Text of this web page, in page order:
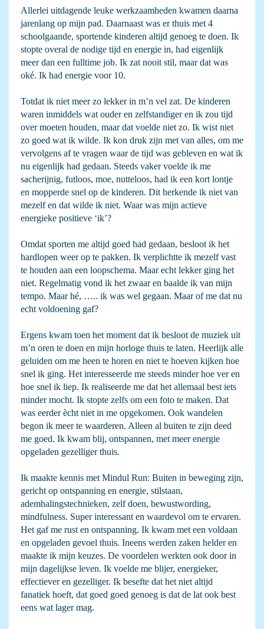
Allerlei uitdagende leuke werkzaamheden kwamen daarna
jarenlang op mijn pad. Daarnaast was er thuis met 4
schoolgaande, sportende kinderen altijd genoeg te doen. Ik
stopte overal de nodige tijd en energie in, had eigenlijk
meer dan een fulltime job. Ik zat nooit stil, maar dat was
oké. Ik had energie voor 10.
Totdat ik niet meer zo lekker in m’n vel zat. De kinderen
waren inmiddels wat ouder en zelfstandiger en ik zou tijd
over moeten houden, maar dat voelde niet zo. Ik wist niet
zo goed wat ik wilde. Ik kon druk zijn met van alles, om me
vervolgens af te vragen waar de tijd was gebleven en wat ik
nu eigenlijk had gedaan. Steeds vaker voelde ik me
sacherijnig, futloos, moe, nutteloos, had ik een kort lontje
en mopperde snel op de kinderen. Dit herkende ik niet van
mezelf en dat wilde ik niet. Waar was mijn actieve
energieke positieve ‘ik’?
Omdat sporten me altijd goed had gedaan, besloot ik het
hardlopen weer op te pakken. Ik verplichtte ik mezelf vast
te houden aan een loopschema. Maar echt lekker ging het
niet. Regelmatig vond ik het zwaar en baalde ik van mijn
tempo. Maar hé, ….. ik was wel gegaan. Maar of me dat nu
echt voldoening gaf?
Ergens kwam toen het moment dat ik besloot de muziek uit
m’n oren te doen en mijn horloge thuis te laten. Heerlijk alle
geluiden om me heen te horen en niet te hoeven kijken hoe
snel ik ging. Het interesseerde me steeds minder hoe ver en
hoe snel ik liep. Ik realiseerde me dat het allemaal best iets
minder mocht. Ik stopte zelfs om een foto te maken. Dat
was eerder ècht niet in me opgekomen. Ook wandelen
begon ik meer te waarderen. Alleen al buiten te zijn deed
me goed. Ik kwam blij, ontspannen, met meer energie
opgeladen gezelliger thuis.
Ik maakte kennis met Mindul Run: Buiten in beweging zijn,
gericht op ontspanning en energie, stilstaan,
ademhalingstechnieken, zelf doen, bewustwording,
mindfulness. Super interessant en waardevol om te ervaren.
Het gaf me rust en ontspanning. Ik kwam met een voldaan
en opgeladen gevoel thuis. Ineens werden zaken helder en
maakte ik mijn keuzes. De voordelen werkten ook door in
mijn dagelijkse leven. Ik voelde me blijer, energieker,
effectiever en gezelliger. Ik besefte dat het niet altijd
fanatiek hoeft, dat goed goed genoeg is dat de lat ook best
eens wat lager mag.